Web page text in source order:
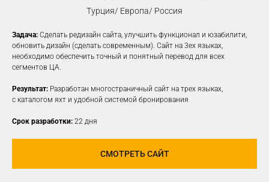
Турция/ Европа/ Россия
Задача: Сделать редизайн сайта, улучшить функционал и юзабилити,
обновить дизайн (сделать современным). Сайт на 3ех языках,
необходимо обеспечить точный и понятный перевод для всех
сегментов ЦА.
Результат: Разработан многостраничный сайт на трех языках,
с каталогом яхт и удобной системой бронирования
Срок разработки: 22 дня
СМОТРЕТЬ САЙТ
КОНТЕКСТНАЯ
РЕКЛАМА
Создаем рекламные объявления
на различных платформах для привлечения
новой заинтересованной ЦА